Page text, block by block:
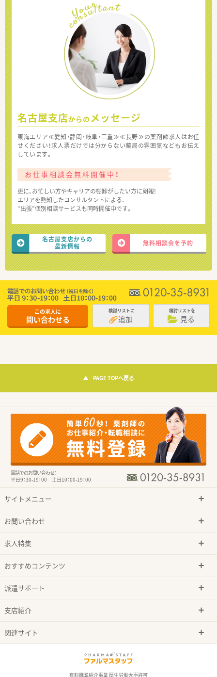
名古屋支店からの メッセージ
東海エリア≪愛知・静岡・岐阜・三重≫≪長野≫の薬剤師求人はお任
せください！求人票だけでは分からない薬局の雰囲気などもお伝え
しています。
お仕事相談会無料開催中！
更に、お忙しい方やキャリアの棚卸がしたい方に朗報!
エリアを熟知したコンサルタントによる、
“出張”個別相談サービスも同時開催中です。
名古屋支店からの
最新情報
無料相談会を予約
この求人に
問い合わせる
検討リストに
追加
検討リストを
見る
PAGE TOPへ戻る
電話でのお問い合わせ：
平日9：30-19：00 土日10：00-19：00
サイトメニュー
お問い合わせ
求人特集
おすすめコンテンツ
派遣サポート
支店紹介
関連サイト
有料職業紹介事業 厚生労働大臣許可